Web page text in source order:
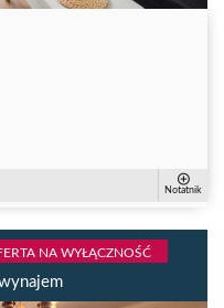
Notatnik
NA WYŁĄCZNOŚĆ